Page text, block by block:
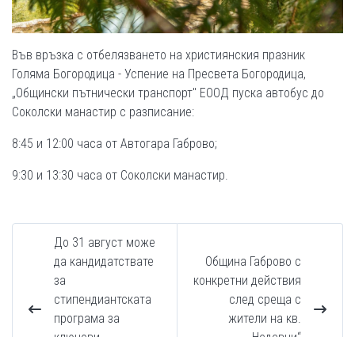
Във връзка с отбелязването на християнския празник
Голяма Богородица - Успение на Пресвета Богородица,
„Общински пътнически транспорт" ЕООД пуска автобус до
Соколски манастир с разписание:
8:45 и 12:00 часа от Автогара Габрово;
9:30 и 13:30 часа от Соколски манастир.
До 31 август може
да кандидатствате
за
стипендиантската
програма за
Община Габрово с
конкретни действия
след среща с
жители на кв.